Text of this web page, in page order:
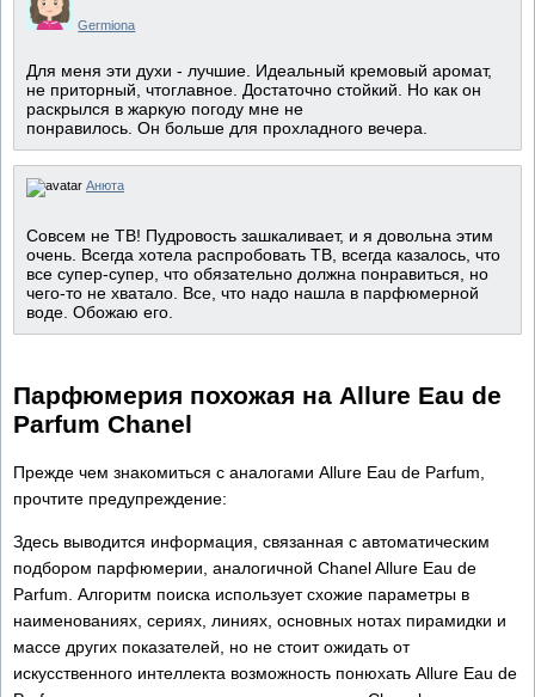
Germiona
Для меня эти духи - лучшие. Идеальный кремовый аромат,
не приторный, чтоглавное. Достаточно стойкий. Но как он
раскрылся в жаркую погоду мне не
понравилось. Он больше для прохладного вечера.
Анюта
Совсем не ТВ! Пудровость зашкаливает, и я довольна этим
очень. Всегда хотела распробовать ТВ, всегда казалось, что
все супер-супер, что обязательно должна понравиться, но
чего-то не хватало. Все, что надо нашла в парфюмерной
воде. Обожаю его.
Парфюмерия похожая на Allure Eau de
Parfum Chanel
Прежде чем знакомиться с аналогами Allure Eau de Parfum,
прочтите предупреждение:
Здесь выводится информация, связанная с автоматическим
подбором парфюмерии, аналогичной Chanel Allure Eau de
Parfum. Алгоритм поиска использует схожие параметры в
наименованиях, сериях, линиях, основных нотах пирамидки и
массе других показателей, но не стоит ожидать от
искусственного интеллекта возможность понюхать Allure Eau de